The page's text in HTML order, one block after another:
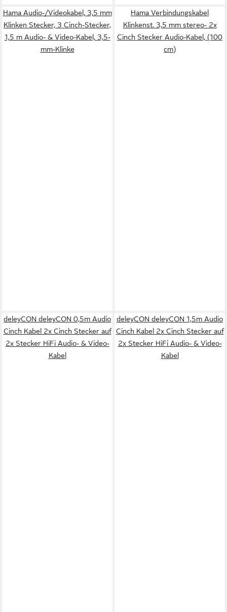
Hama Audio-/Videokabel, 3,5 mm
Klinken Stecker, 3 Cinch-Stecker,
1,5 m Audio- & Video-Kabel, 3,5-
mm-Klinke
Hama Verbindungskabel
Klinkenst. 3,5 mm stereo- 2x
Cinch Stecker Audio-Kabel, (100
cm)
deleyCON deleyCON 0,5m Audio
Cinch Kabel 2x Cinch Stecker auf
2x Stecker HiFi Audio- & Video-
Kabel
deleyCON deleyCON 1,5m Audio
Cinch Kabel 2x Cinch Stecker auf
2x Stecker HiFi Audio- & Video-
Kabel